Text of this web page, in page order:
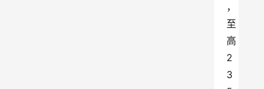
，
至
高
2
3